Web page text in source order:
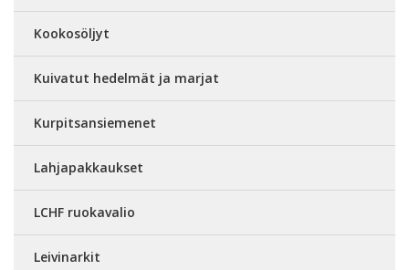
Kookosöljyt
Kuivatut hedelmät ja marjat
Kurpitsansiemenet
Lahjapakkaukset
LCHF ruokavalio
Leivinarkit